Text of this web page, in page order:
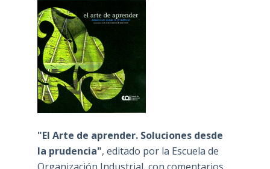
"El Arte de aprender. Soluciones desde
la prudencia", editado por la Escuela de